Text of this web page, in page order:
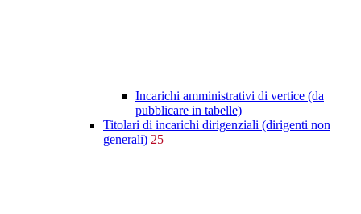
Incarichi amministrativi di vertice (da
pubblicare in tabelle)
Titolari di incarichi dirigenziali (dirigenti non
generali) 25